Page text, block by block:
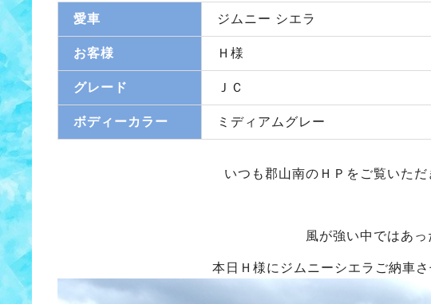
愛車 ジムニー シエラ
お客様 Ｈ様
グレード ＪＣ
ボディーカラー ミディアムグレー
いつも郡山南のＨＰをご覧いただ
風が強い中ではあっ
本日Ｈ様にジムニーシエラご納車